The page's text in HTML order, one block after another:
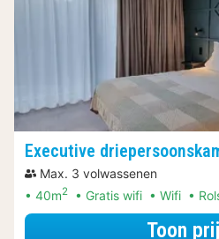
Executive
Max. 3 volwassenen
40m2 Gratis wifi Wifi
Toon